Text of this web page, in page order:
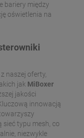
bariery między
oświetlenia na
z naszej oferty,
jak MiBoxer
jakości
innowacją
sieć typu mesh, co
niezwykle